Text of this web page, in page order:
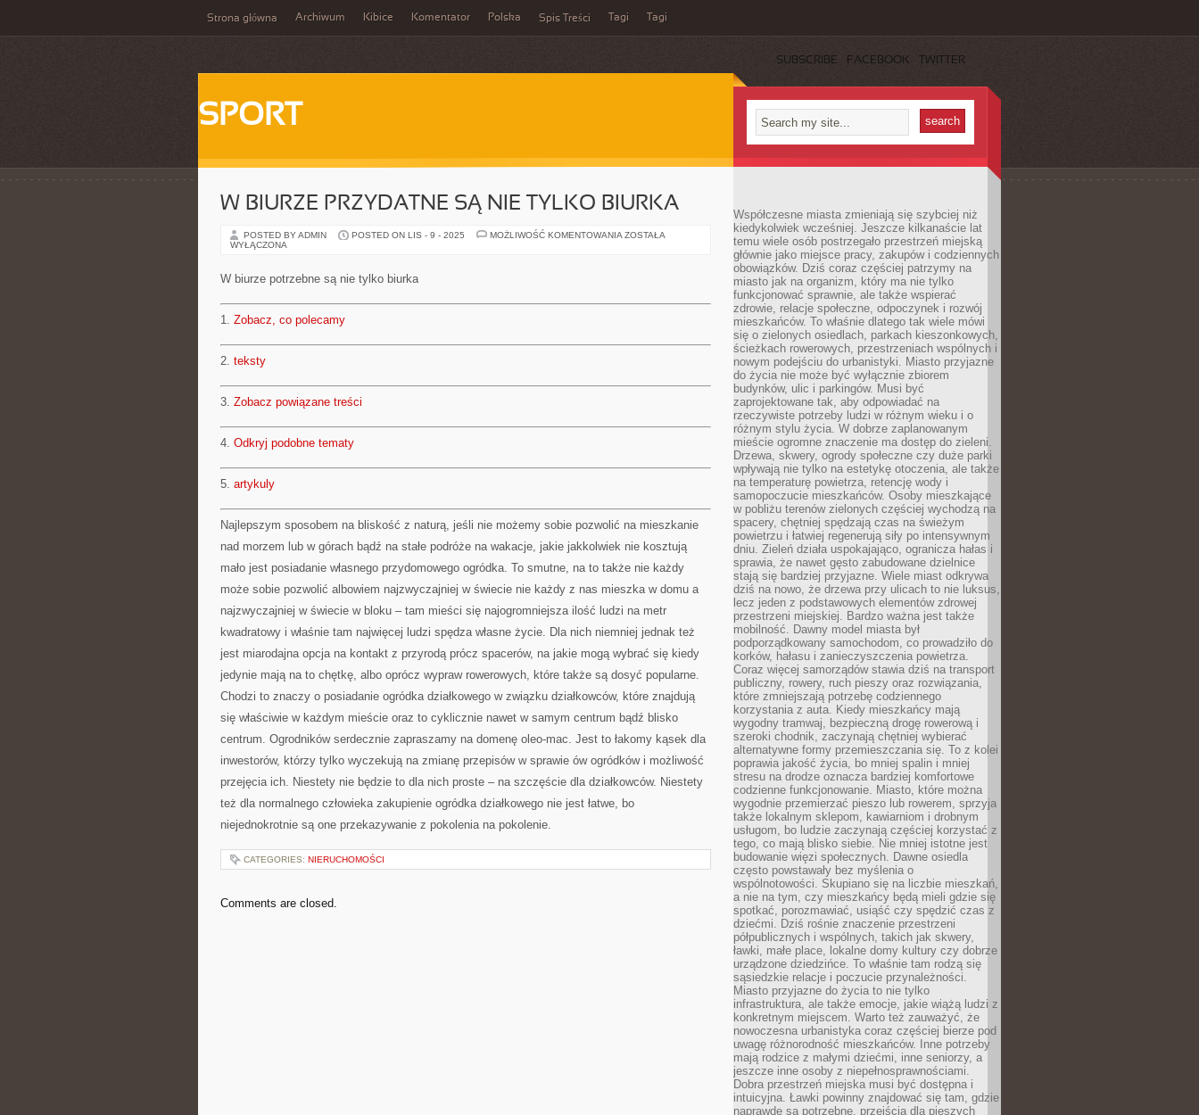
Strona główna Archiwum Kibice Komentator Polska Spis Treści Tagi Tagi
SUBSCRIBE FACEBOOK TWITTER
SPORT
W BIURZE PRZYDATNE SĄ NIE TYLKO BIURKA
POSTED BY ADMIN POSTED ON LIS - 9 - 2025 MOŻLIWOŚĆ KOMENTOWANIA W
ZOSTAŁA
WYŁĄCZONA
W biurze potrzebne są nie tylko biurka
1. Zobacz, co polecamy
2. teksty
3. Zobacz powiązane treści
4. Odkryj podobne tematy
5. artykuly
Najlepszym sposobem na bliskość z naturą, jeśli nie możemy sobie pozwolić na mieszkanie
nad morzem lub w górach bądź na stałe podróże na wakacje, jakie jakkolwiek nie kosztują
mało jest posiadanie własnego przydomowego ogródka. To smutne, na to także nie każdy
może sobie pozwolić albowiem najzwyczajniej w świecie nie każdy z nas mieszka w domu a
najzwyczajniej w świecie w bloku – tam mieści się najogromniejsza ilość ludzi na metr
kwadratowy i właśnie tam najwięcej ludzi spędza własne życie. Dla nich niemniej jednak też
jest miarodajna opcja na kontakt z przyrodą prócz spacerów, na jakie mogą wybrać się kiedy
jedynie mają na to chętkę, albo oprócz wypraw rowerowych, które także są dosyć popularne.
Chodzi to znaczy o posiadanie ogródka działkowego w związku działkowców, które znajdują
się właściwie w każdym mieście oraz to cyklicznie nawet w samym centrum bądź blisko
centrum. Ogrodników serdecznie zapraszamy na domenę oleo-mac. Jest to łakomy kąsek dla
inwestorów, którzy tylko wyczekują na zmianę przepisów w sprawie ów ogródków i możliwość
przejęcia ich. Niestety nie będzie to dla nich proste – na szczęście dla działkowców. Niestety
też dla normalnego człowieka zakupienie ogródka działkowego nie jest łatwe, bo
niejednokrotnie są one przekazywanie z pokolenia na pokolenie.
CATEGORIES: NIERUCHOMOŚCI
Comments are closed.
Współczesne miasta zmieniają się szybciej niż
kiedykolwiek wcześniej. Jeszcze kilkanaście lat
temu wiele osób postrzegało przestrzeń miejską
głównie jako miejsce pracy, zakupów i codziennych
obowiązków. Dziś coraz częściej patrzymy na
miasto jak na organizm, który ma nie tylko
funkcjonować sprawnie, ale także wspierać
zdrowie, relacje społeczne, odpoczynek i rozwój
mieszkańców. To właśnie dlatego tak wiele mówi
się o zielonych osiedlach, parkach kieszonkowych,
ścieżkach rowerowych, przestrzeniach wspólnych i
nowym podejściu do urbanistyki. Miasto przyjazne
do życia nie może być wyłącznie zbiorem
budynków, ulic i parkingów. Musi być
zaprojektowane tak, aby odpowiadać na
rzeczywiste potrzeby ludzi w różnym wieku i o
różnym stylu życia. W dobrze zaplanowanym
mieście ogromne znaczenie ma dostęp do zieleni.
Drzewa, skwery, ogrody społeczne czy duże parki
wpływają nie tylko na estetykę otoczenia, ale także
na temperaturę powietrza, retencję wody i
samopoczucie mieszkańców. Osoby mieszkające
w pobliżu terenów zielonych częściej wychodzą na
spacery, chętniej spędzają czas na świeżym
powietrzu i łatwiej regenerują siły po intensywnym
dniu. Zieleń działa uspokajająco, ogranicza hałas i
sprawia, że nawet gęsto zabudowane dzielnice
stają się bardziej przyjazne. Wiele miast odkrywa
dziś na nowo, że drzewa przy ulicach to nie luksus,
lecz jeden z podstawowych elementów zdrowej
przestrzeni miejskiej. Bardzo ważna jest także
mobilność. Dawny model miasta był
podporządkowany samochodom, co prowadziło do
korków, hałasu i zanieczyszczenia powietrza.
Coraz więcej samorządów stawia dziś na transport
publiczny, rowery, ruch pieszy oraz rozwiązania,
które zmniejszają potrzebę codziennego
korzystania z auta. Kiedy mieszkańcy mają
wygodny tramwaj, bezpieczną drogę rowerową i
szeroki chodnik, zaczynają chętniej wybierać
alternatywne formy przemieszczania się. To z kolei
poprawia jakość życia, bo mniej spalin i mniej
stresu na drodze oznacza bardziej komfortowe
codzienne funkcjonowanie. Miasto, które można
wygodnie przemierzać pieszo lub rowerem, sprzyja
także lokalnym sklepom, kawiarniom i drobnym
usługom, bo ludzie zaczynają częściej korzystać z
tego, co mają blisko siebie. Nie mniej istotne jest
budowanie więzi społecznych. Dawne osiedla
często powstawały bez myślenia o
wspólnotowości. Skupiano się na liczbie mieszkań,
a nie na tym, czy mieszkańcy będą mieli gdzie się
spotkać, porozmawiać, usiąść czy spędzić czas z
dziećmi. Dziś rośnie znaczenie przestrzeni
półpublicznych i wspólnych, takich jak skwery,
ławki, małe place, lokalne domy kultury czy dobrze
urządzone dziedzińce. To właśnie tam rodzą się
sąsiedzkie relacje i poczucie przynależności.
Miasto przyjazne do życia to nie tylko
infrastruktura, ale także emocje, jakie wiążą ludzi z
konkretnym miejscem. Warto też zauważyć, że
nowoczesna urbanistyka coraz częściej bierze pod
uwagę różnorodność mieszkańców. Inne potrzeby
mają rodzice z małymi dziećmi, inne seniorzy, a
jeszcze inne osoby z niepełnosprawnościami.
Dobra przestrzeń miejska musi być dostępna i
intuicyjna. Ławki powinny znajdować się tam, gdzie
naprawdę są potrzebne, przejścia dla pieszych